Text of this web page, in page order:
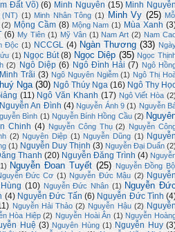
Đất Võ) (6) Minh Nguyên (15) Minh
(NT) (1) Minh Nhân Tông (1) Minh Vy (25)
(2) Mộng Cầm (8) Mộng Nam (1) Mùa Xanh
(6) My Tiên (1) Mỹ Vân (1) Nam Art (2) Nam
Độc (1) NCCGL (4) Ngàn Thương (33)
(1) Ngọc Bút (8) Ngọc Diệp (35) Ngọc
(2) Ngô Diệp (6) Ngô Đình Hải (7) Ngô
Trãi (3) Ngô Nguyên Ngiễm (1) Ngô Thị
Nga (30) Ngô Thúy Nga (16) Ngô Thy
(11) Ngô Văn Khanh (17) Ngô Viết Hòa
Nguyễn An Đình (4) Nguyễn Ánh 9 (1) Nguyễn
Bình (1) Nguyễn Bính Hồng Cầu (2)
Chinh (4) Nguyễn Công Thụ (2) Nguyễn
(2) Nguyên Diệp (1) Nguyễn Dũng (1)
(1) Nguyễn Duy Thịnh (3) Nguyễn Đại Duẩn
Thanh (20) Nguyễn Đăng Trình (4)
Nguyễn Đoan Tuyết (25)
Nguyễn Đồng
Đức Cơ (1) Nguyễn Đức Mậu (2)
(10) Nguyễn Đức Nhân (1) Nguyễn
(4) Nguyễn Đức Tấn (6) Nguyễn Đức Tình
Nguyễn Hải Thảo (2) Nguyễn Hậu (2)
Hòa Hiệp (2) Nguyễn Hoài Ân (1) Nguyễn
Huệ (3) Nguyên Hùng (1) Nguyễn Huy